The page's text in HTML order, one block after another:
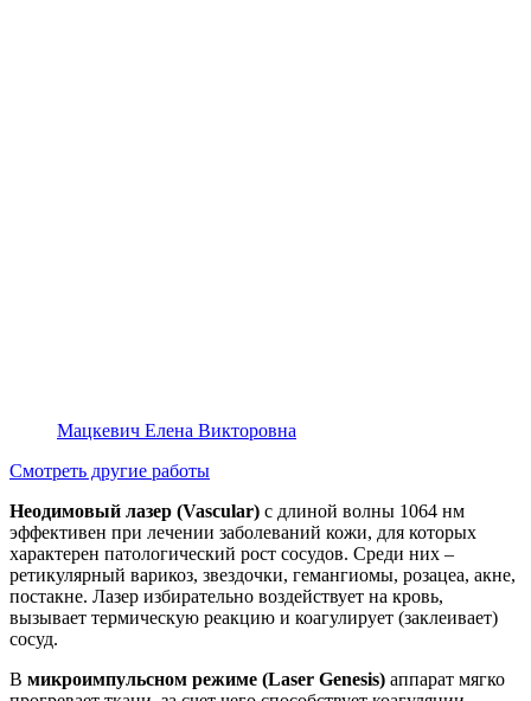
Мацкевич Елена Викторовна
Смотреть другие работы
Неодимовый лазер (Vascular) с длиной волны 1064 нм
эффективен при лечении заболеваний кожи, для которых
характерен патологический рост сосудов. Среди них –
ретикулярный варикоз, звездочки, гемангиомы, розацеа, акне,
постакне. Лазер избирательно воздействует на кровь,
вызывает термическую реакцию и коагулирует (заклеивает)
сосуд.
В микроимпульсном режиме (Laser Genesis) аппарат мягко